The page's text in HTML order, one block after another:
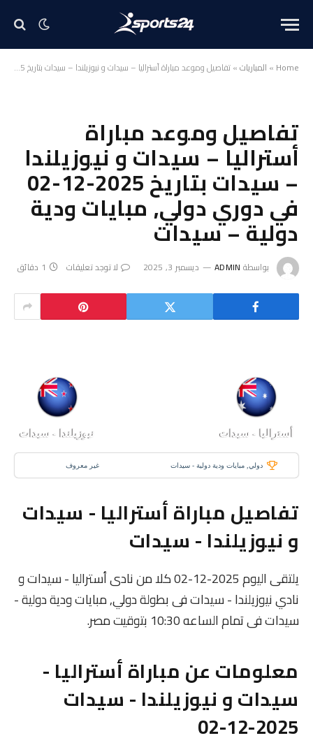
Home
» المباريات»تفاصيل وموعد مباراة أستراليا – سيدات و نيوزيلندا – سيدات بتاريخ 2025-12-02 في دوري دولي, مبايات ودية دولية – سيدات
تفاصيل وموعد مباراة
أستراليا – سيدات و نيوزيلندا
– سيدات بتاريخ 2025-12-02
في دوري دولي, مبايات ودية
دولية – سيدات
بواسطة ADMIN ديسمبر 3, 2025 لا توجد تعليقات 1 دقائق
أستراليا - سيدات نيوزيلندا - سيدات
دولي, مبايات ودية دولية - سيدات غير معروف
تفاصيل مباراة أستراليا - سيدات
و نيوزيلندا - سيدات
يلتقى اليوم 2025-12-02 كلا من نادى أستراليا - سيدات و
نادي نيوزيلندا - سيدات فى بطولة دولي, مبايات ودية دولية -
سيدات فى تمام الساعه 10:30 بتوقيت مصر.
معلومات عن مباراة أستراليا -
سيدات و نيوزيلندا - سيدات
2025-12-02